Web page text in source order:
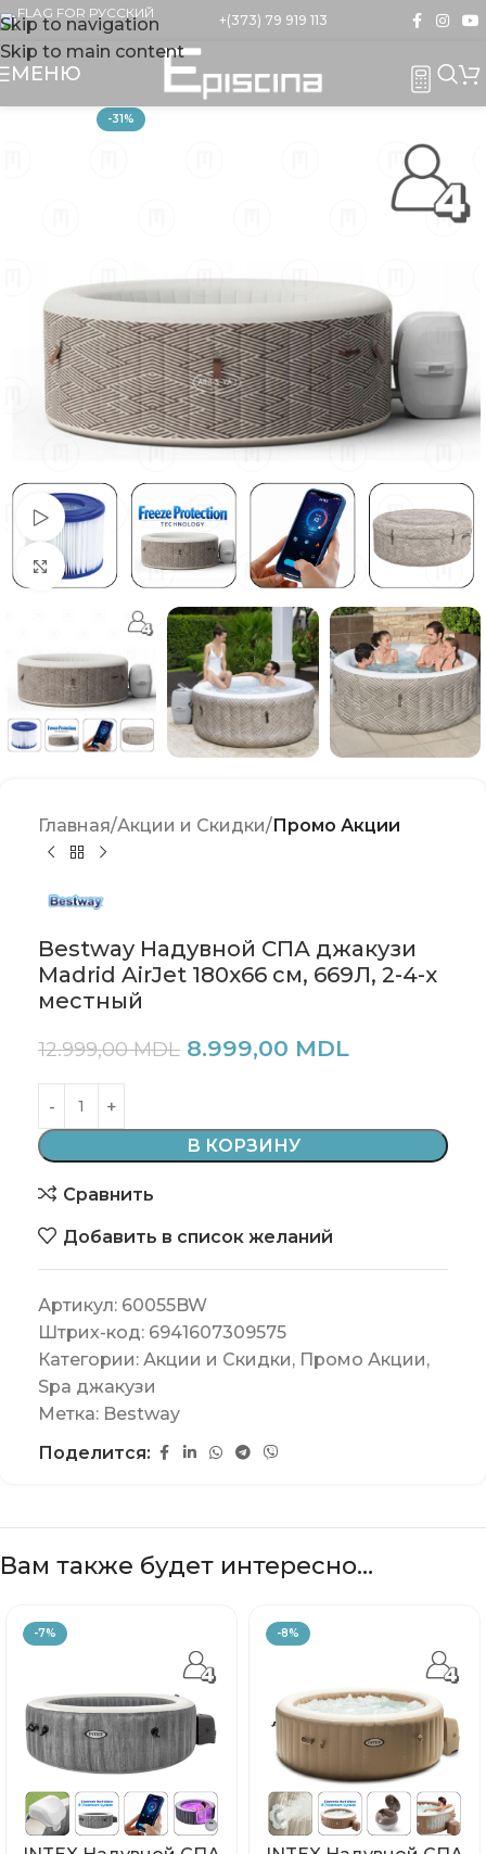
Skip to navigation
Skip to main content
+(373) 79 919 113
МЕНЮ
-31%
Watch video
Click to enlarge
Главная Акции и Скидки Промо Акции
Bestway Надувной СПА джакузи
Madrid AirJet 180х66 см, 669Л, 2-4-x
местный
12.999,00MDL 8.999,00 MDL
В КОРЗИНУ
Сравнить
Добавить в список желаний
Артикул: 60055BW
Штрих-код: 6941607309575
Категории: Акции и Скидки, Промо Акции,
Spa джакузи
Метка: Bestway
Поделится:
Вам также будет интересно…
-7% -8%